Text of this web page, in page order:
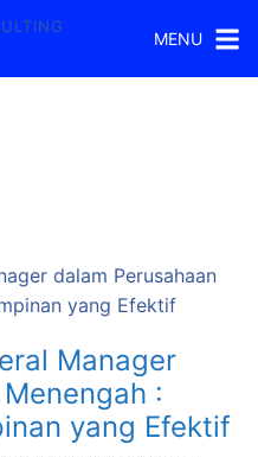
MENU
Manager
:
yang Efektif